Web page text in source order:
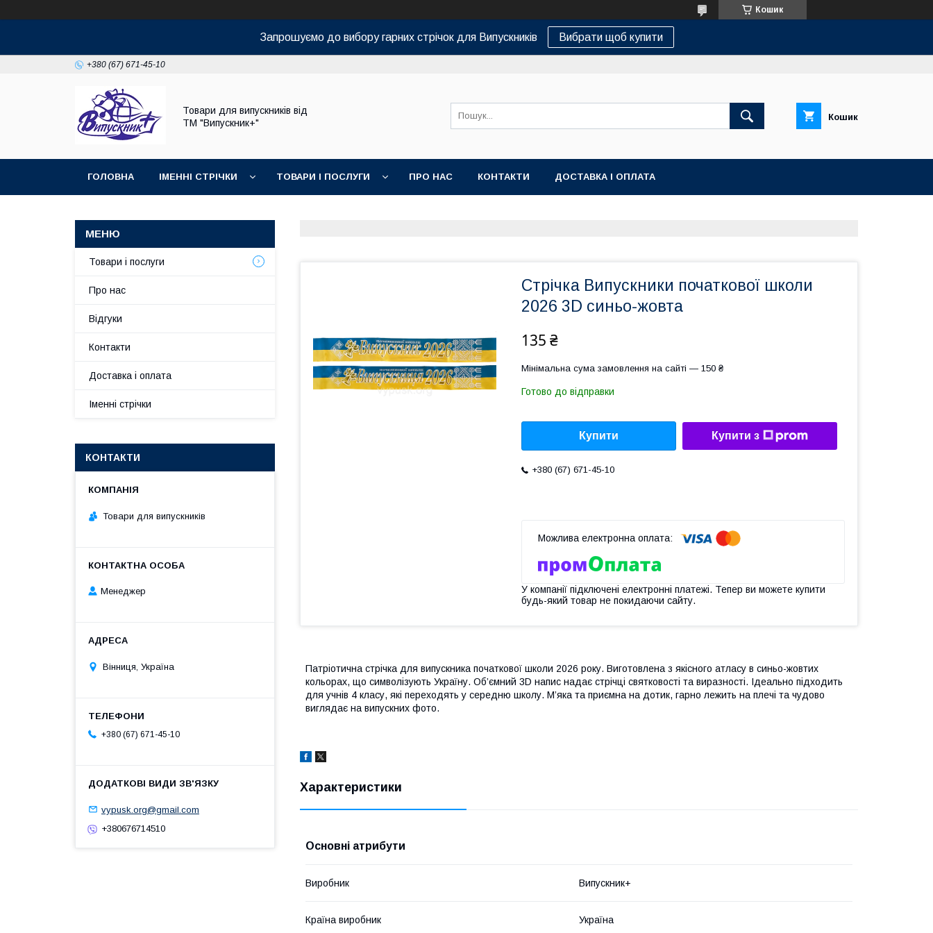
Кошик
Запрошуємо до вибору гарних стрічок для Випускників Вибрати щоб купити
+380 (67) 671-45-10
Товари для випускників від
ТМ "Випускник+"
Кошик
ГОЛОВНА ІМЕННІ СТРІЧКИ ТОВАРИ І ПОСЛУГИ ПРО НАС КОНТАКТИ ДОСТАВКА І ОПЛАТА
Стрічка Випускники початкової школи
2026 3D синьо-жовта
135 ₴
Мінімальна сума замовлення на сайті — 150 ₴
Готово до відправки
Купити Купити з
+380 (67) 671-45-10
У компанії підключені електронні платежі. Тепер ви можете купити
будь-який товар не покидаючи сайту.
Патріотична стрічка для випускника початкової школи 2026 року. Виготовлена з якісного атласу в синьо-жовтих
кольорах, що символізують Україну. Об’ємний 3D напис надає стрічці святковості та виразності. Ідеально підходить
для учнів 4 класу, які переходять у середню школу. М’яка та приємна на дотик, гарно лежить на плечі та чудово
виглядає на випускних фото.
Характеристики
Основні атрибути
Виробник Випускник+
Країна виробник Україна
Товари і послуги
Про нас
Відгуки
Контакти
Доставка і оплата
Іменні стрічки
КОНТАКТИ
Товари для випускників
Менеджер
Вінниця, Україна
+380 (67) 671-45-10
vypusk.org@gmail.com
+380676714510